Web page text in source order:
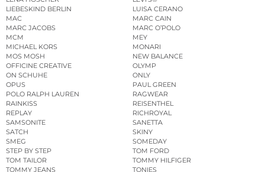
LIEBESKIND BERLIN
LUISA CERANO
MAC
MARC CAIN
MARC JACOBS
MARC O’POLO
MCM
MEY
MICHAEL KORS
MONARI
MOS MOSH
NEW BALANCE
OFFICINE CREATIVE
OLYMP
ON SCHUHE
ONLY
OPUS
PAUL GREEN
POLO RALPH LAUREN
RAGWEAR
RAINKISS
REISENTHEL
REPLAY
RICHROYAL
SAMSONITE
SANETTA
SATCH
SKINY
SMEG
SOMEDAY
STEP BY STEP
TOM FORD
TOM TAILOR
TOMMY HILFIGER
TOMMY JEANS
TONIES